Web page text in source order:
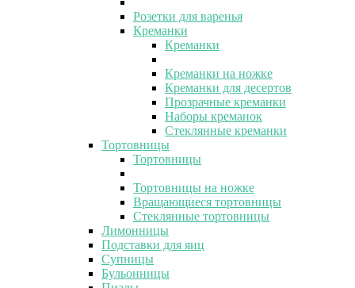
Розетки для варенья
Креманки
Креманки
Креманки на ножке
Креманки для десертов
Прозрачные креманки
Наборы креманок
Стеклянные креманки
Тортовницы
Тортовницы
Тортовницы на ножке
Вращающиеся тортовницы
Стеклянные тортовницы
Лимонницы
Подставки для яиц
Супницы
Бульонницы